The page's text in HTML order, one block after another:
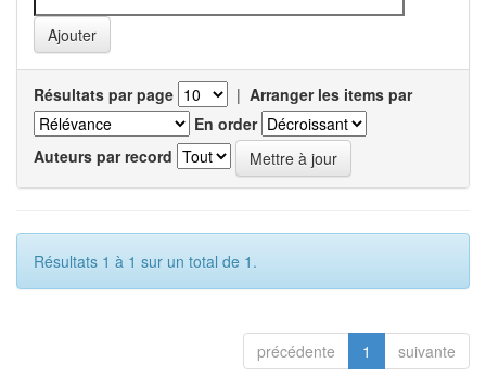
Résultats par page | Arranger les items par
En order
Auteurs par record
Résultats 1 à 1 sur un total de 1.
précédente 1 suivante